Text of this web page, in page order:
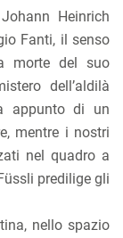
Heinrich
Fanti, il senso
morte del suo
dell’aldilà
appunto di un
mentre i nostri
nel quadro a
predilige gli
nello spazio